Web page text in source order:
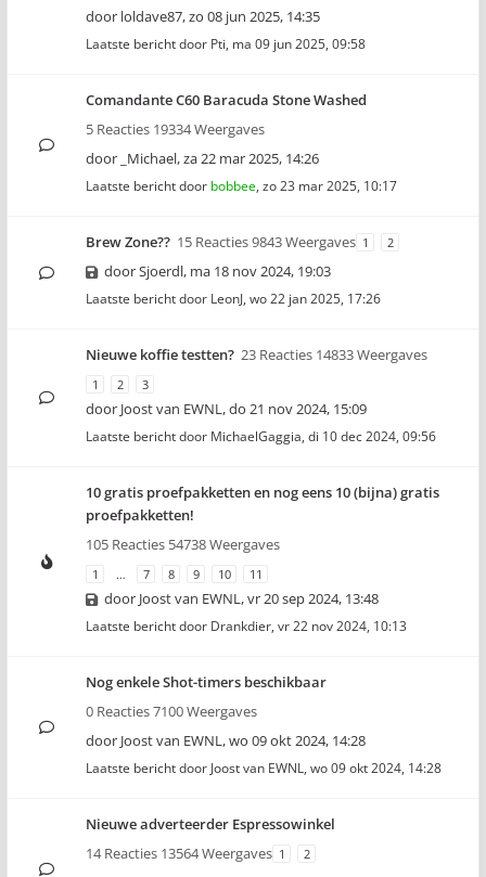
door loldave87,zo 08 jun 2025, 14:35
Laatste bericht door Pti, ma 09 jun 2025, 09:58
Comandante C60 Baracuda Stone Washed
5 Reacties 19334 Weergaves
door _Michael,za 22 mar 2025, 14:26
Laatste bericht door bobbee, zo 23 mar 2025, 10:17
Brew Zone?? 15 Reacties 9843 Weergaves 1 2
doorSjoerdl, ma 18 nov 2024, 19:03
Laatste bericht door LeonJ, wo 22 jan 2025, 17:26
Nieuwe koffie testten? 23 Reacties 14833 Weergaves
1 2 3
door Joost van EWNL,do 21 nov 2024, 15:09
Laatste bericht door MichaelGaggia, di 10 dec 2024, 09:56
10 gratis proefpakketten en nog eens 10 (bijna) gratis
proefpakketten!
105 Reacties 54738 Weergaves
1 … 7 8 9 10 11
door Joost van EWNL,vr 20 sep 2024, 13:48
Laatste bericht door Drankdier, vr 22 nov 2024, 10:13
Nog enkele Shot-timers beschikbaar
0 Reacties 7100 Weergaves
door Joost van EWNL,wo 09 okt 2024, 14:28
Laatste bericht door Joost van EWNL, wo 09 okt 2024, 14:28
Nieuwe adverteerder Espressowinkel
14 Reacties 13564 Weergaves 1 2